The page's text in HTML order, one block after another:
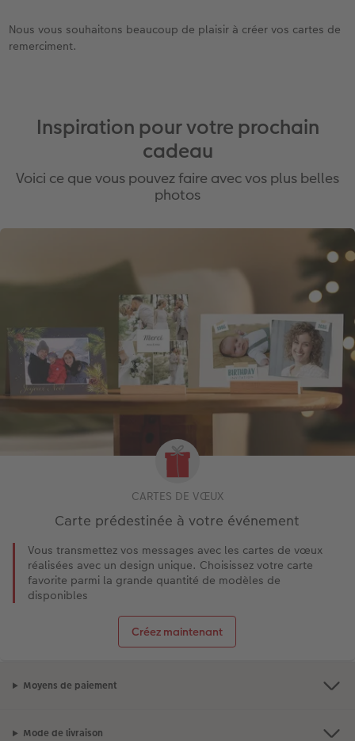
Nous vous souhaitons beaucoup de plaisir à créer vos cartes de
remerciment.
Inspiration pour votre prochain
cadeau
Voici ce que vous pouvez faire avec vos plus belles
photos
CARTES DE VŒUX
Carte prédestinée à votre événement
Vous transmettez vos messages avec les cartes de vœux
réalisées avec un design unique. Choisissez votre carte
favorite parmi la grande quantité de modèles de
disponibles
Créez maintenant
Moyens de paiement
Mode de livraison